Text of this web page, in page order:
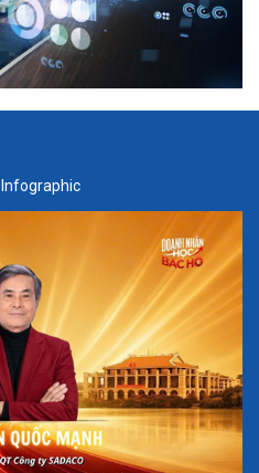
Infographic